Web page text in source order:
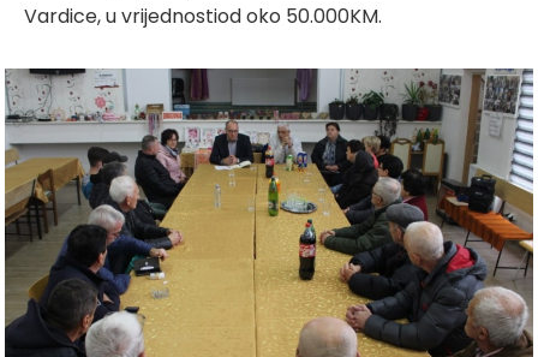
Vardice, u vrijednostiod oko 50.000KM.